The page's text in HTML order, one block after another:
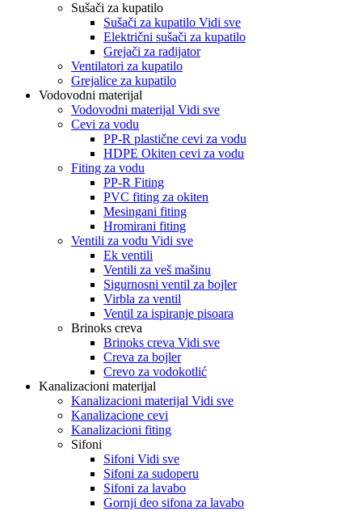
Sušači za kupatilo
Sušači za kupatilo Vidi sve
Električni sušači za kupatilo
Grejači za radijator
Ventilatori za kupatilo
Grejalice za kupatilo
Vodovodni materijal
Vodovodni materijal Vidi sve
Cevi za vodu
PP-R plastične cevi za vodu
HDPE Okiten cevi za vodu
Fiting za vodu
PP-R Fiting
PVC fiting za okiten
Mesingani fiting
Hromirani fiting
Ventili za vodu Vidi sve
Ek ventili
Ventili za veš mašinu
Sigurnosni ventil za bojler
Virbla za ventil
Ventil za ispiranje pisoara
Brinoks creva
Brinoks creva Vidi sve
Creva za bojler
Crevo za vodokotlić
Kanalizacioni materijal
Kanalizacioni materijal Vidi sve
Kanalizacione cevi
Kanalizacioni fiting
Sifoni
Sifoni Vidi sve
Sifoni za sudoperu
Sifoni za lavabo
Gornji deo sifona za lavabo